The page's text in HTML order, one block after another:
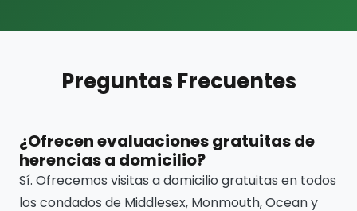
Preguntas Frecuentes
¿Ofrecen evaluaciones gratuitas de
herencias a domicilio?
Sí. Ofrecemos visitas a domicilio gratuitas en todos
los condados de Middlesex, Monmouth, Ocean y